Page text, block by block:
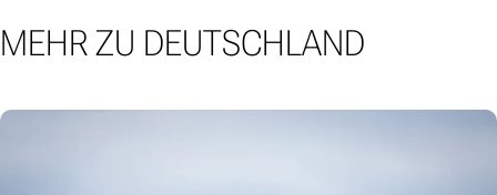
MEHR ZU DEUTSCHLAND